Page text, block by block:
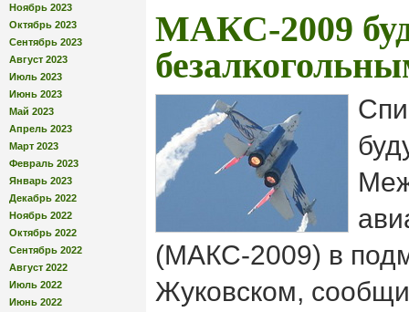
Ноябрь 2023
Октябрь 2023
Сентябрь 2023
Август 2023
Июль 2023
Июнь 2023
Май 2023
Апрель 2023
Март 2023
Февраль 2023
Январь 2023
Декабрь 2022
Ноябрь 2022
Октябрь 2022
Сентябрь 2022
Август 2022
Июль 2022
Июнь 2022
МАКС-2009
(МАКС-2009) в
Жуковском,